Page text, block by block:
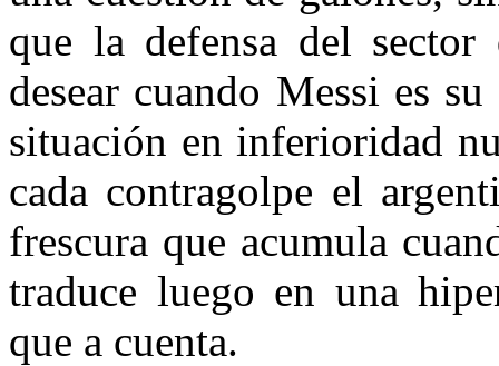
que la defensa del sector
desear cuando Messi es
situación en inferioridad
cada contragolpe el
frescura que acumula
traduce luego en una
que a cuenta.